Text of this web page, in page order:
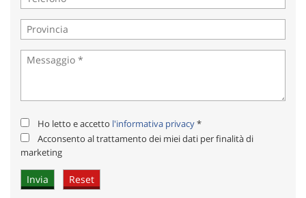
Ho letto e accetto l'informativa privacy*
Acconsento al trattamento dei miei dati per finalità di
marketing